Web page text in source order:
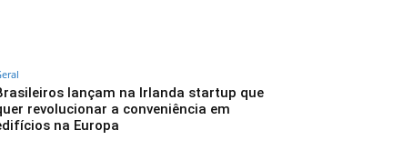
lançam na Irlanda startup que
revolucionar a conveniência em
na Europa